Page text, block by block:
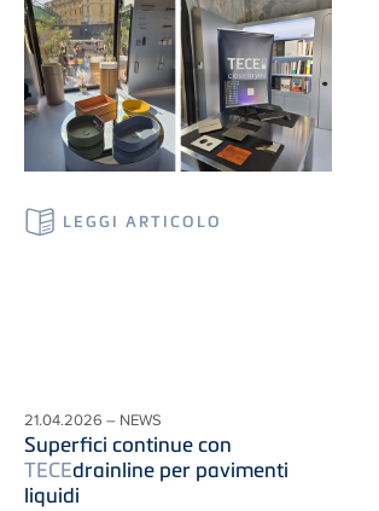
LEGGI ARTICOLO
21.04.2026 – NEWS
Superfici continue con
TECEdrainline per pavimenti
liquidi